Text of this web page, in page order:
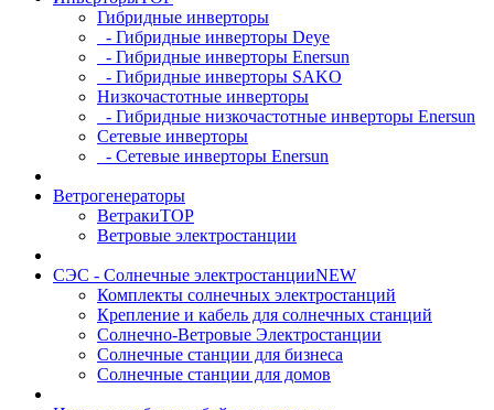
Гибридные инверторы
- Гибридные инверторы Deye
- Гибридные инверторы Enersun
- Гибридные инверторы SAKO
Низкочастотные инверторы
- Гибридные низкочастотные инверторы Enersun
Сетевые инверторы
- Сетевые инверторы Enersun
Ветрогенераторы
ВетракиTOP
Ветровые электростанции
СЭС - Солнечные электростанцииNEW
Комплекты солнечных электростанций
Крепление и кабель для солнечных станций
Солнечно-Ветровые Электростанции
Солнечные станции для бизнеса
Солнечные станции для домов